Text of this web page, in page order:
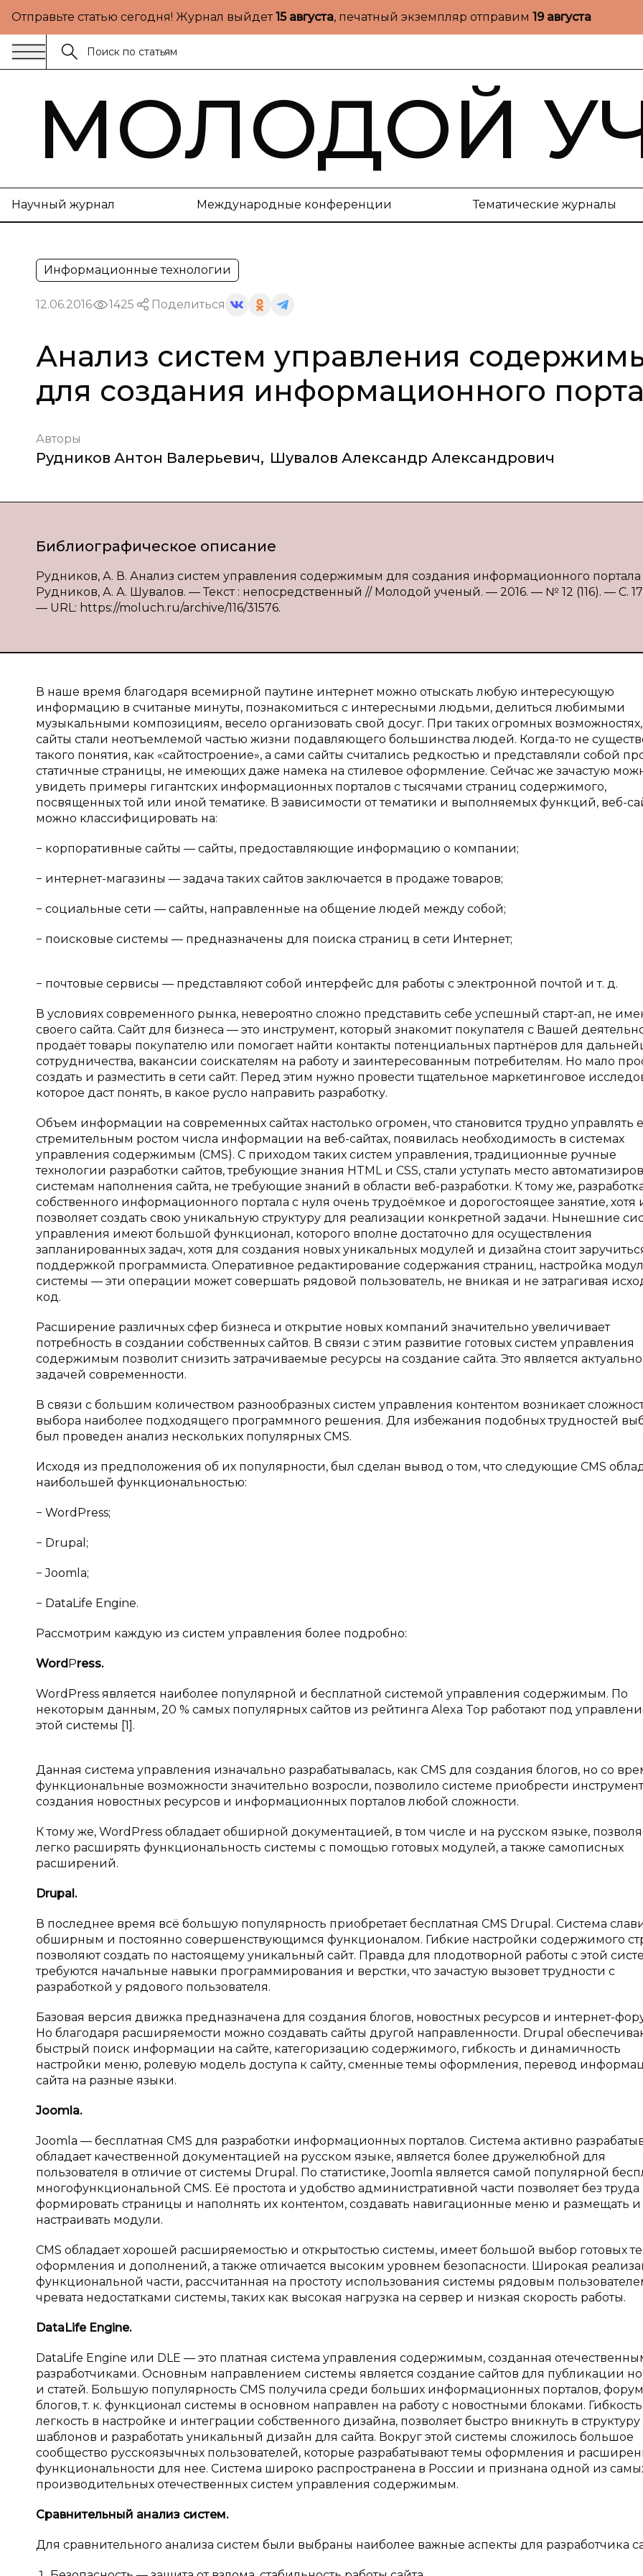
Отправьте статью сегодня! Журнал выйдет15 августа, печатный экземпляр отправим 19 августа
МОЛОДОЙ
Научный журнал Международные конференции Тематические журналы
Информационные технологии
12.06.2016 1425 Поделиться
Анализ систем управления
для создания информационного
Авторы
Рудников Антон Валерьевич, Шувалов Александр Александрович
Библиографическое описание
Рудников, А. В. Анализ систем управления содержимым для создания информационного портала
Рудников, А. А. Шувалов. — Текст : непосредственный // Молодой ученый. — 2016. — № 12 (116). — С.
— URL: https://moluch.ru/archive/116/31576.
В наше время благодаря всемирной паутине интернет можно отыскать любую интересующую
информацию в считаные минуты, познакомиться с интересными людьми, делиться любимыми
музыкальными композициям, весело организовать свой досуг. При таких огромных
сайты стали неотъемлемой частью жизни подавляющего большинства людей. Когда-то не
такого понятия, как «сайтостроение», а сами сайты считались редкостью и представляли собой
статичные страницы, не имеющих даже намека на стилевое оформление. Сейчас же зачастую
увидеть примеры гигантских информационных порталов с тысячами страниц содержимого,
посвященных той или иной тематике. В зависимости от тематики и выполняемых функций, веб-
можно классифицировать на:
− корпоративные сайты — сайты, предоставляющие информацию о компании;
− интернет-магазины — задача таких сайтов заключается в продаже товаров;
− социальные сети — сайты, направленные на общение людей между собой;
− поисковые системы — предназначены для поиска страниц в сети Интернет;
− почтовые сервисы — представляют собой интерфейс для работы с электронной почтой и т. д.
В условиях современного рынка, невероятно сложно представить себе успешный старт-ап, не
своего сайта. Сайт для бизнеса — это инструмент, который знакомит покупателя с Вашей
продаёт товары покупателю или помогает найти контакты потенциальных партнёров для
сотрудничества, вакансии соискателям на работу и заинтересованным потребителям. Но мало
создать и разместить в сети сайт. Перед этим нужно провести тщательное маркетинговое
которое даст понять, в какое русло направить разработку.
Объем информации на современных сайтах настолько огромен, что становится трудно управлять
стремительным ростом числа информации на веб-сайтах, появилась необходимость в системах
управления содержимым (CMS). С приходом таких систем управления, традиционные ручные
технологии разработки сайтов, требующие знания HTML и CSS, стали уступать место
системам наполнения сайта, не требующие знаний в области веб-разработки. К тому же,
собственного информационного портала с нуля очень трудоёмкое и дорогостоящее занятие, хотя
позволяет создать свою уникальную структуру для реализации конкретной задачи. Нынешние
управления имеют большой функционал, которого вполне достаточно для осуществления
запланированных задач, хотя для создания новых уникальных модулей и дизайна стоит
поддержкой программиста. Оперативное редактирование содержания страниц, настройка
системы — эти операции может совершать рядовой пользователь, не вникая и не затрагивая
код.
Расширение различных сфер бизнеса и открытие новых компаний значительно увеличивает
потребность в создании собственных сайтов. В связи с этим развитие готовых систем управления
содержимым позволит снизить затрачиваемые ресурсы на создание сайта. Это является
задачей современности.
В связи с большим количеством разнообразных систем управления контентом возникает
выбора наиболее подходящего программного решения. Для избежания подобных трудностей
был проведен анализ нескольких популярных CMS.
Исходя из предположения об их популярности, был сделан вывод о том, что следующие CMS
наибольшей функциональностью:
− WordPress;
− Drupal;
− Joomla;
− DataLife Engine.
Рассмотрим каждую из систем управления более подробно:
WordPress.
WordPress является наиболее популярной и бесплатной системой управления содержимым. По
некоторым данным, 20 % самых популярных сайтов из рейтинга Alexa Top работают под
этой системы [1].
Данная система управления изначально разрабатывалась, как CMS для создания блогов, но со
функциональные возможности значительно возросли, позволило системе приобрести
создания новостных ресурсов и информационных порталов любой сложности.
К тому же, WordPress обладает обширной документацией, в том числе и на русском языке,
легко расширять функциональность системы с помощью готовых модулей, а также самописных
расширений.
Drupal.
В последнее время всё большую популярность приобретает бесплатная CMS Drupal. Система
обширным и постоянно совершенствующимся функционалом. Гибкие настройки содержимого
позволяют создать по настоящему уникальный сайт. Правда для плодотворной работы с этой
требуются начальные навыки программирования и верстки, что зачастую вызовет трудности с
разработкой у рядового пользователя.
Базовая версия движка предназначена для создания блогов, новостных ресурсов и интернет-
Но благодаря расширяемости можно создавать сайты другой направленности. Drupal
быстрый поиск информации на сайте, категоризацию содержимого, гибкость и динамичность
настройки меню, ролевую модель доступа к сайту, сменные темы оформления, перевод
сайта на разные языки.
Joomla.
Joomla — бесплатная CMS для разработки информационных порталов. Система активно
обладает качественной документацией на русском языке, является более дружелюбной для
пользователя в отличие от системы Drupal. По статистике, Joomla является самой популярной
многофункциональной CMS. Её простота и удобство административной части позволяет без труда
формировать страницы и наполнять их контентом, создавать навигационные меню и размещать и
настраивать модули.
CMS обладает хорошей расширяемостью и открытостью системы, имеет большой выбор готовых
оформления и дополнений, а также отличается высоким уровнем безопасности. Широкая
функциональной части, рассчитанная на простоту использования системы рядовым
чревата недостатками системы, таких как высокая нагрузка на сервер и низкая скорость работы.
DataLife Engine.
DataLife Engine или DLE — это платная система управления содержимым, созданная
разработчиками. Основным направлением системы является создание сайтов для публикации
и статей. Большую популярность CMS получила среди больших информационных порталов,
блогов, т. к. функционал системы в основном направлен на работу с новостными блоками.
легкость в настройке и интеграции собственного дизайна, позволяет быстро вникнуть в структуру
шаблонов и разработать уникальный дизайн для сайта. Вокруг этой системы сложилось большое
сообщество русскоязычных пользователей, которые разрабатывают темы оформления и
функциональности для нее. Система широко распространена в России и признана одной из
производительных отечественных систем управления содержимым.
Сравнительный анализ систем.
Для сравнительного анализа систем были выбраны наиболее важные аспекты для разработчика